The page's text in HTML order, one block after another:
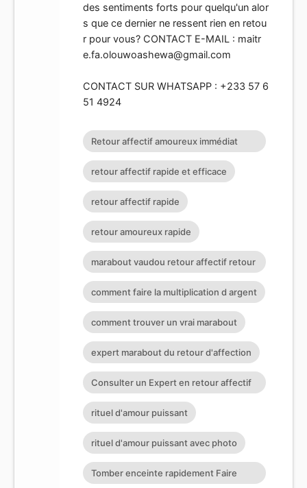
des sentiments forts pour quelqu'un alor
s que ce dernier ne ressent rien en retou
r pour vous? CONTACT E-MAIL : maitr
e.fa.olouwoashewa@gmail.com
CONTACT SUR WHATSAPP : +233 57 6
51 4924
Retour affectif amoureux immédiat
gratuit Rituel retour affectif
retour affectif rapide et efficace
retour affectif rapide
retour amoureux rapide
marabout vaudou retour affectif retour
affectif sérieux retour d
comment faire la multiplication d argent
comment trouver un vrai marabout
expert marabout du retour d'affection
Consulter un Expert en retour affectif
à Nantes
rituel d'amour puissant
rituel d'amour puissant avec photo
Tomber enceinte rapidement Faire